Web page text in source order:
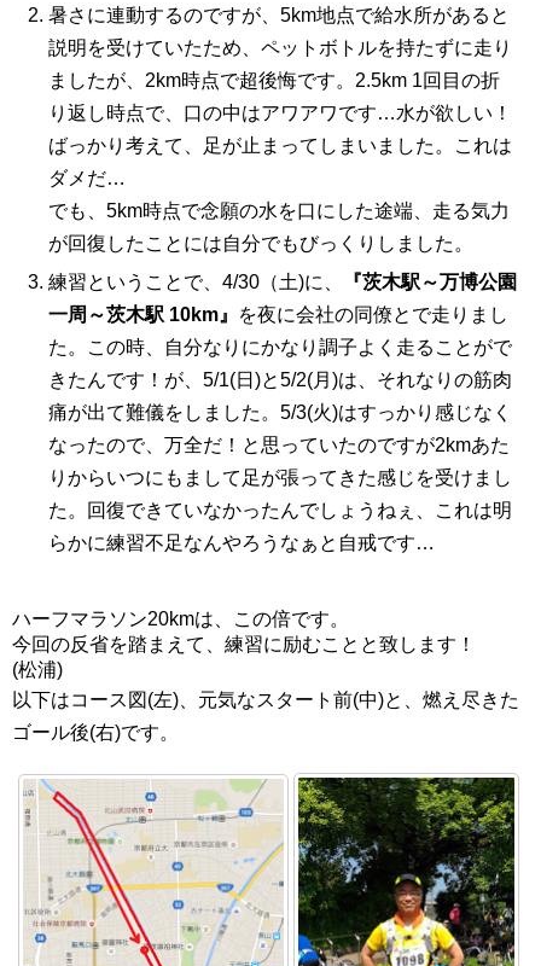
暑さに連動するのですが、5km地点で給水所があると
説明を受けていたため、ペットボトルを持たずに走り
ましたが、2km時点で超後悔です。2.5km 1回目の折
り返し時点で、口の中はアワアワです…水が欲しい！
ばっかり考えて、足が止まってしまいました。これは
ダメだ…
でも、5km時点で念願の水を口にした途端、走る気力
が回復したことには自分でもびっくりしました。
練習ということで、4/30（土)に、
『茨木駅～万博公園
一周～茨木駅 10km』
を夜に会社の同僚とで走りまし
た。この時、自分なりにかなり調子よく走ることがで
きたんです！が、5/1(日)と5/2(月)は、それなりの筋肉
痛が出て難儀をしました。5/3(火)はすっかり感じなく
なったので、万全だ！と思っていたのですが2kmあた
りからいつにもまして足が張ってきた感じを受けまし
た。回復できていなかったんでしょうねぇ、これは明
らかに練習不足なんやろうなぁと自戒です…
ハーフマラソン20kmは、この倍です。
今回の反省を踏まえて、練習に励むことと致します！
(松浦)
以下はコース図(左)、元気なスタート前(中)と、燃え尽きた
ゴール後(右)です。